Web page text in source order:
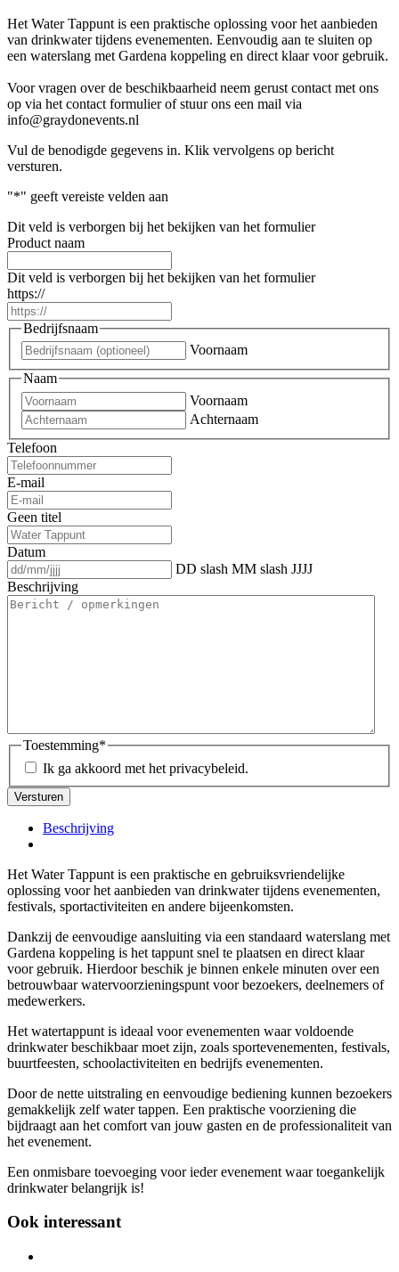
Het Water Tappunt is een praktische oplossing voor het aanbieden
van drinkwater tijdens evenementen. Eenvoudig aan te sluiten op
een waterslang met Gardena koppeling en direct klaar voor gebruik.
Voor vragen over de beschikbaarheid neem gerust contact met ons
op via het contact formulier of stuur ons een mail via
info@graydonevents.nl
Vul de benodigde gegevens in. Klik vervolgens op bericht
versturen.
"*" geeft vereiste velden aan
Dit veld is verborgen bij het bekijken van het formulier
Product naam
Dit veld is verborgen bij het bekijken van het formulier
https://
Bedrijfsnaam
Voornaam
Naam
Voornaam
Achternaam
Telefoon
E-mail
Geen titel
Datum
DD slash MM slash JJJJ
Beschrijving
Toestemming*
Ik ga akkoord met het privacybeleid.
Beschrijving
Het Water Tappunt is een praktische en gebruiksvriendelijke
oplossing voor het aanbieden van drinkwater tijdens evenementen,
festivals, sportactiviteiten en andere bijeenkomsten.
Dankzij de eenvoudige aansluiting via een standaard waterslang met
Gardena koppeling is het tappunt snel te plaatsen en direct klaar
voor gebruik. Hierdoor beschik je binnen enkele minuten over een
betrouwbaar watervoorzieningspunt voor bezoekers, deelnemers of
medewerkers.
Het watertappunt is ideaal voor evenementen waar voldoende
drinkwater beschikbaar moet zijn, zoals sportevenementen, festivals,
buurtfeesten, schoolactiviteiten en bedrijfs evenementen.
Door de nette uitstraling en eenvoudige bediening kunnen bezoekers
gemakkelijk zelf water tappen. Een praktische voorziening die
bijdraagt aan het comfort van jouw gasten en de professionaliteit van
het evenement.
Een onmisbare toevoeging voor ieder evenement waar toegankelijk
drinkwater belangrijk is!
Ook interessant